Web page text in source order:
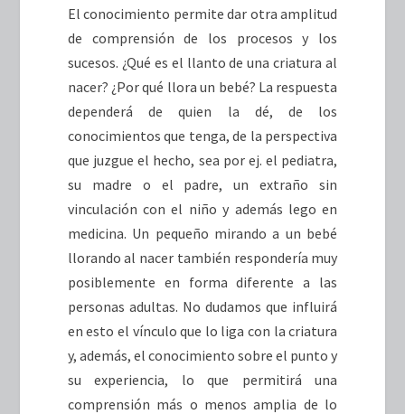
El conocimiento permite dar otra amplitud
de comprensión de los procesos y los
sucesos. ¿Qué es el llanto de una criatura al
nacer? ¿Por qué llora un bebé? La respuesta
dependerá de quien la dé, de los
conocimientos que tenga, de la perspectiva
que juzgue el hecho, sea por ej. el pediatra,
su madre o el padre, un extraño sin
vinculación con el niño y además lego en
medicina. Un pequeño mirando a un bebé
llorando al nacer también respondería muy
posiblemente en forma diferente a las
personas adultas. No dudamos que influirá
en esto el vínculo que lo liga con la criatura
y, además, el conocimiento sobre el punto y
su experiencia, lo que permitirá una
comprensión más o menos amplia de lo